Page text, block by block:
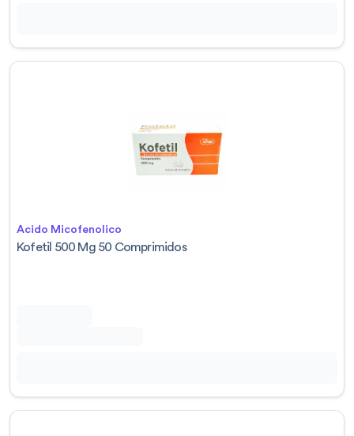
Acido Micofenolico
Kofetil 500 Mg 50 Comprimidos